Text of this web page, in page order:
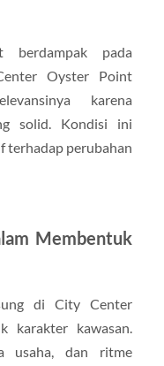
berdampak pada
Oyster Point
karena
solid. Kondisi ini
terhadap perubahan
Membentuk
di City Center
karakter kawasan.
usaha, dan ritme